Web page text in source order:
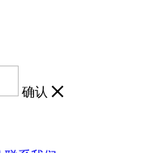
确认